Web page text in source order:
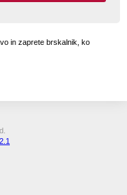
in zaprete brskalnik, ko